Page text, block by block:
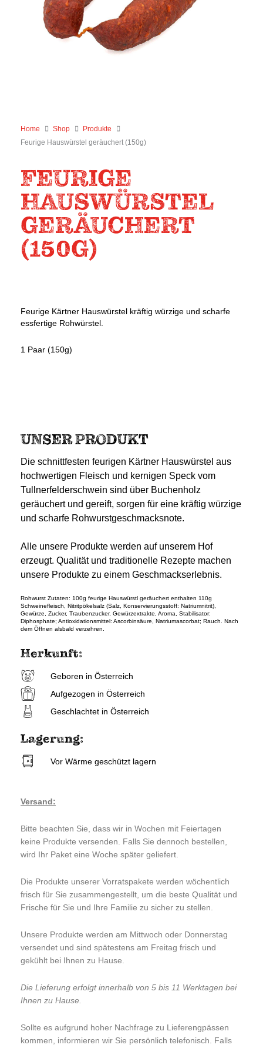
Home Shop
Produkte
Feurige Hauswürstel geräuchert (150g)
FEURIGE
HAUSWÜRSTEL
GERÄUCHERT
(150G)
Feurige Kärtner Hauswürstel kräftig würzige und scharfe
essfertige Rohwürstel.
1 Paar (150g)
UNSER PRODUKT
Die schnittfesten feurigen Kärtner Hauswürstel aus
hochwertigen Fleisch und kernigen Speck vom
Tullnerfelderschwein sind über Buchenholz
geräuchert und gereift, sorgen für eine kräftig würzige
und scharfe Rohwurstgeschmacksnote.
Alle unsere Produkte werden auf unserem Hof
erzeugt. Qualität und traditionelle Rezepte machen
unsere Produkte zu einem Geschmackserlebnis.
Rohwurst Zutaten: 100g feurige Hauswürstl geräuchert enthalten 110g
Schweinefleisch, Nitritpökelsalz (Salz, Konservierungsstoff: Natriumnitrit),
Gewürze, Zucker, Traubenzucker, Gewürzextrakte, Aroma, Stabilisator:
Diphosphate; Antioxidationsmittel: Ascorbinsäure, Natriumascorbat; Rauch. Nach
dem Öffnen alsbald verzehren.
Herkunft:
Geboren in Österreich
Aufgezogen in Österreich
Geschlachtet in Österreich
Lagerung:
Vor Wärme geschützt lagern
Versand:
Bitte beachten Sie, dass wir in Wochen mit Feiertagen
keine Produkte versenden. Falls Sie dennoch bestellen,
wird Ihr Paket eine Woche später geliefert.
Die Produkte unserer Vorratspakete werden wöchentlich
frisch für Sie zusammengestellt, um die beste Qualität und
Frische für Sie und Ihre Familie zu sicher zu stellen.
Unsere Produkte werden am Mittwoch oder Donnerstag
versendet und sind spätestens am Freitag frisch und
gekühlt bei Ihnen zu Hause.
Die Lieferung erfolgt innerhalb von 5 bis 11 Werktagen bei
Ihnen zu Hause.
Sollte es aufgrund hoher Nachfrage zu Lieferengpässen
kommen, informieren wir Sie persönlich telefonisch. Falls